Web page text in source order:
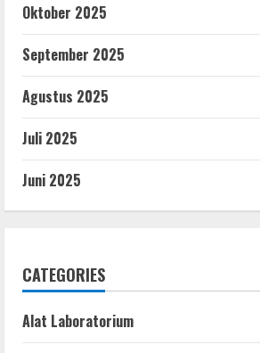
Oktober 2025
September 2025
Agustus 2025
Juli 2025
Juni 2025
CATEGORIES
Alat Laboratorium